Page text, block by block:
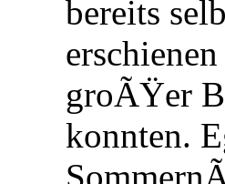
bereits
groÃŸer
konnten.